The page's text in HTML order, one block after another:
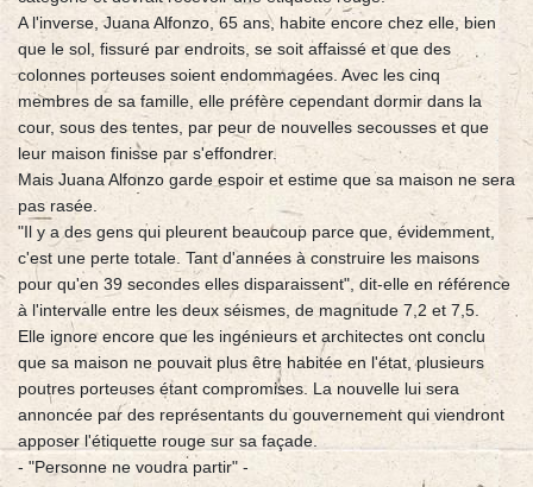
A l'inverse, Juana Alfonzo, 65 ans, habite encore chez elle, bien
que le sol, fissuré par endroits, se soit affaissé et que des
colonnes porteuses soient endommagées. Avec les cinq
membres de sa famille, elle préfère cependant dormir dans la
cour, sous des tentes, par peur de nouvelles secousses et que
leur maison finisse par s'effondrer.
Mais Juana Alfonzo garde espoir et estime que sa maison ne sera
pas rasée.
"Il y a des gens qui pleurent beaucoup parce que, évidemment,
c'est une perte totale. Tant d'années à construire les maisons
pour qu'en 39 secondes elles disparaissent", dit-elle en référence
à l'intervalle entre les deux séismes, de magnitude 7,2 et 7,5.
Elle ignore encore que les ingénieurs et architectes ont conclu
que sa maison ne pouvait plus être habitée en l'état, plusieurs
poutres porteuses étant compromises. La nouvelle lui sera
annoncée par des représentants du gouvernement qui viendront
apposer l'étiquette rouge sur sa façade.
- "Personne ne voudra partir" -